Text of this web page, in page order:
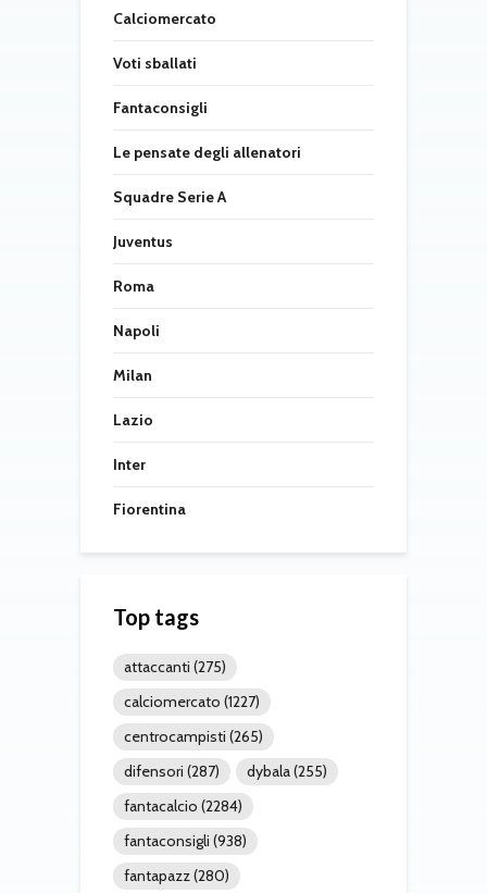
Calciomercato
Voti sballati
Fantaconsigli
Le pensate degli allenatori
Squadre Serie A
Juventus
Roma
Napoli
Milan
Lazio
Inter
Fiorentina
Top tags
attaccanti (275)
calciomercato (1227)
centrocampisti (265)
difensori (287) dybala(255)
fantacalcio (2284)
fantaconsigli (938)
fantapazz(280)